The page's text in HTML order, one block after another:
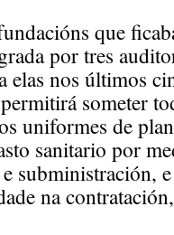
que
por tres
elas nos últimos
someter
uniformes de
sanitario por
subministración,
na